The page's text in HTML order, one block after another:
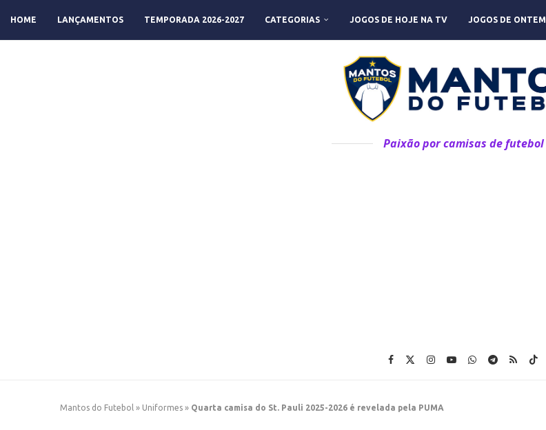
HOME LANÇAMENTOS TEMPORADA 2026-2027 CATEGORIAS JOGOS DE HOJE NA TV JOGOS DE ONTEM
Paixão por camisas de futebol
Mantos do Futebol » Uniformes » Quarta camisa do St. Pauli 2025-2026 é revelada pela PUMA